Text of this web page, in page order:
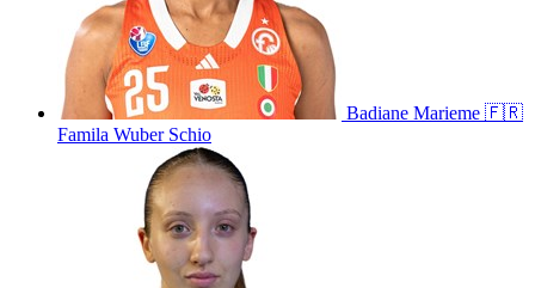
Badiane Marieme 🇫🇷
Famila Wuber Schio